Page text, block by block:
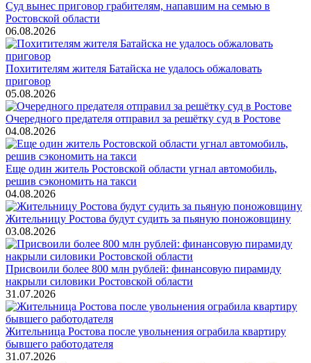
Суд вынес приговор грабителям, напавшим на семью в
Ростовской области
06.08.2026
Похитителям жителя Батайска не удалось обжаловать
приговор
05.08.2026
Очередного предателя отправил за решётку суд в Ростове
04.08.2026
Еще один житель Ростовской области угнал автомобиль,
решив сэкономить на такси
04.08.2026
Жительницу Ростова будут судить за пьяную поножовщину
03.08.2026
Присвоили более 800 млн рублей: финансовую пирамиду
накрыли силовики Ростовской области
31.07.2026
Жительница Ростова после увольнения ограбила квартиру
бывшего работодателя
31.07.2026